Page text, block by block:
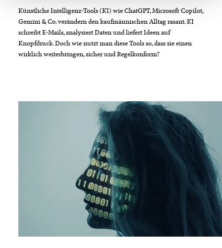
Künstliche Intelligenz-Tools (KI) wie ChatGPT, Microsoft Copilot,
Gemini & Co. verändern den kaufmännischen Alltag rasant. KI
schreibt E-Mails, analysiert Daten und liefert Ideen auf
Knopfdruck. Doch wie nutzt man diese Tools so, dass sie einen
wirklich weiterbringen, sicher und Regelkonform?